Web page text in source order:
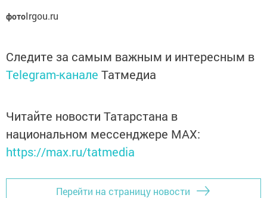
фотоIrgou.ru
Следите за самым важным и интересным в
Telegram-канале Татмедиа
Читайте новости Татарстана в
национальном мессенджере MАХ:
https://max.ru/tatmedia
Перейти на страницу новости